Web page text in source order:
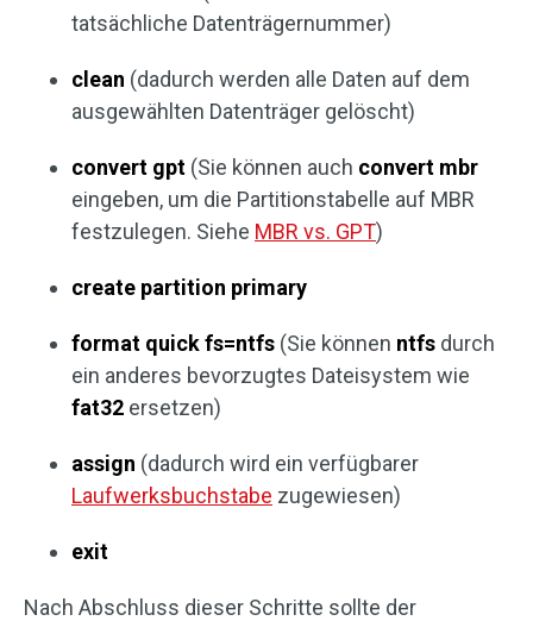
tatsächliche Datenträgernummer)
clean (dadurch werden alle Daten auf dem
ausgewählten Datenträger gelöscht)
convert gpt (Sie können auch convert mbr
eingeben, um die Partitionstabelle auf MBR
festzulegen. Siehe MBR vs. GPT)
create partition primary
format quick fs=ntfs (Sie können ntfs durch
ein anderes bevorzugtes Dateisystem wie
fat32 ersetzen)
assign (dadurch wird ein verfügbarer
Laufwerksbuchstabe zugewiesen)
exit
Nach Abschluss dieser Schritte sollte der